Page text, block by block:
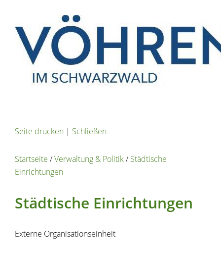
Seite drucken | Schließen
Startseite /Verwaltung & Politik/Städtische
Einrichtungen
Städtische Einrichtungen
Externe Organisationseinheit